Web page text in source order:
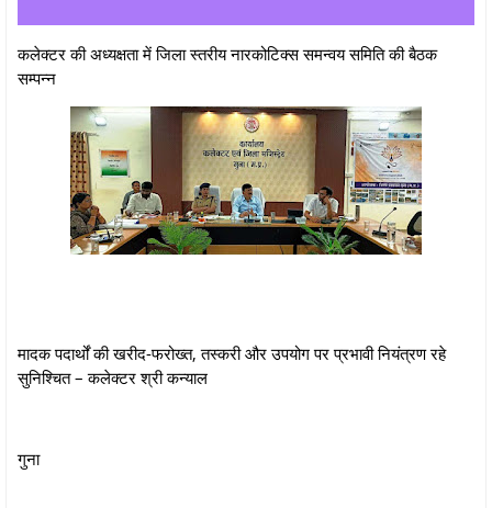
कलेक्‍टर की अध्‍यक्षता में जिला स्तरीय नारकोटिक्स समन्वय समिति की बैठक
सम्‍पन्‍न
मादक पदार्थों की खरीद-फरोख्त, तस्करी और उपयोग पर प्रभावी नियंत्रण रहे
सुनिश्चित – कलेक्‍टर श्री कन्‍याल
गुना